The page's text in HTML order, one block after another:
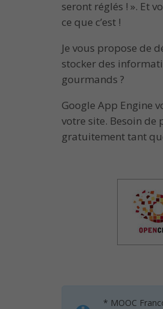
seront réglés ! ». Et
ce que c’est !
Je vous propose de
stocker des
gourmands ?
Google App Engine
votre site. Besoin de
gratuitement tant
* MOOC